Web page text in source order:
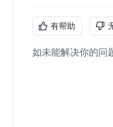
有帮助
如未能解决你的问